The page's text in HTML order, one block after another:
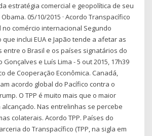
estratégia comercial e geopolítica de seu
05/10/2015 · Acordo Transpacífico
no comércio internacional Segundo
inclui EUA e Japão tende a afetar as
entre o Brasil e os países signatários do
e Luís Lima - 5 out 2015, 17h39
de Cooperação Econômica. Canadá,
acordo global do Pacífico contra o
O TPP é muito mais que o maior
alcançado. Nas entrelinhas se percebe
colaterais. Acordo TPP. Países do
do Transpacífico (TPP, na sigla em